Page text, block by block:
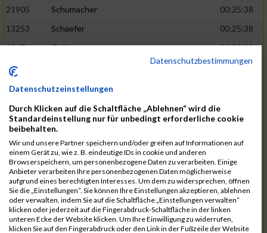
21905
Schumacher
00:25:38
13253
Schaefer
00:25:38
2317
Golbar
00:25:38
5561
00:25:38
12006
Laudien
9273
Nicotra
7717
Lades
00:25:38
15581
Adamczak
00:25:38
3162
Heilig
00:25:39
3107
Schork
00:25:40
5888
Regneri
00:25:41
8971
Bien 00:25:42
Datenschutzbestimmungen
Datenschutzeinstellungen
Durch Klicken auf die Schaltfläche „Ablehnen“ wird die
Standardeinstellung nur für unbedingt erforderliche cookie
beibehalten.
Wir und unsere Partner speichern und/oder greifen auf Informationen auf
einem Gerät zu, wie z. B. eindeutige IDs in cookie und anderen
Browserspeichern, um personenbezogene Daten zu verarbeiten. Einige
Anbieter verarbeiten Ihre personenbezogenen Daten möglicherweise
aufgrund eines berechtigten Interesses. Um dem zu widersprechen, öffnen
Sie die „Einstellungen“. Sie können Ihre Einstellungen akzeptieren, ablehnen
oder verwalten, indem Sie auf die Schaltfläche „Einstellungen verwalten“
klicken oder jederzeit auf die Fingerabdruck-Schaltfläche in der linken
unteren Ecke der Website klicken. Um Ihre Einwilligung zu widerrufen,
klicken Sie auf den Fingerabdruck oder den Link in der Fußzeile der Website